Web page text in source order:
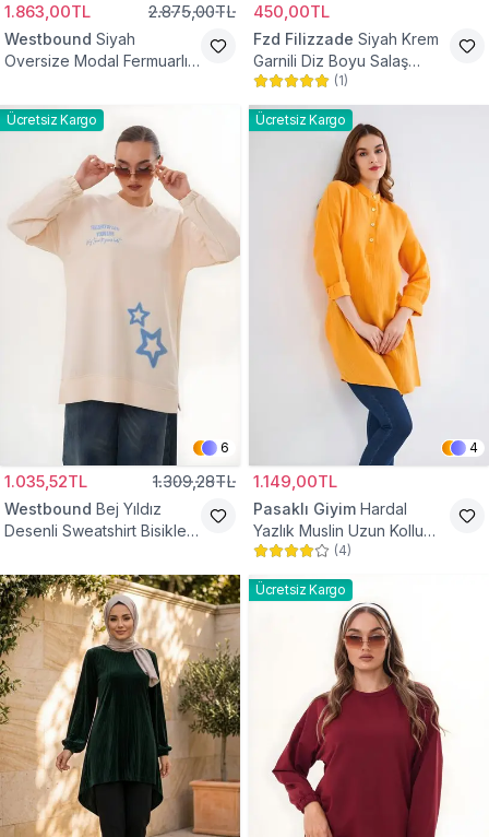
1.863,00TL 2.875,00TL
Westbound Siyah
Oversize Modal Fermuarlı
450,00TL
Fzd Filizzade Siyah Krem
Garnili Diz Boyu Salaş
Tunik
(1)
Ücretsiz Kargo
6
1.035,52TL 1.309,28TL
Westbound Bej Yıldız
Desenli Sweatshirt Bisiklet
Ücretsiz Kargo
4
1.149,00TL
Pasaklı Giyim Hardal
Yazlık Muslin Uzun Kollu
Hakim Yaka Cepli Tesettür
(4)
Ücretsiz Kargo